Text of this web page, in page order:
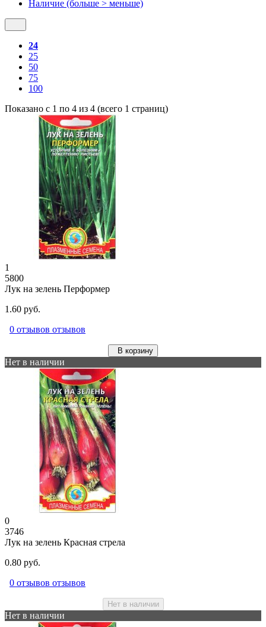
Наличие (больше > меньше)
24
25
50
75
100
Показано с 1 по 4 из 4 (всего 1 страниц)
1
5800
Лук на зелень Перформер
1.60 руб.
0 отзывов отзывов
В корзину
Нет в наличии
0
3746
Лук на зелень Красная стрела
0.80 руб.
0 отзывов отзывов
Нет в наличии
Нет в наличии